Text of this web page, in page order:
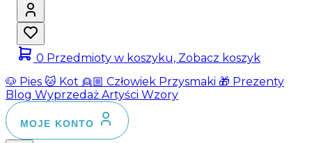
0 Przedmioty w koszyku, Zobacz koszyk
🐶 Pies 🐱 Kot 👱🏼 Człowiek Przysmaki 🎁 Prezenty
Blog Wyprzedaż Artyści Wzory
MOJE KONTO